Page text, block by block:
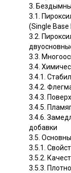
3.
3.1.
(Single Base
3.2.
3.3.
3.4.
3.4.1.
3.4.2.
3.4.3.
3.4.5.
3.4.6.
добавки
3.5.
3.5.1.
3.5.2.
3.5.3.